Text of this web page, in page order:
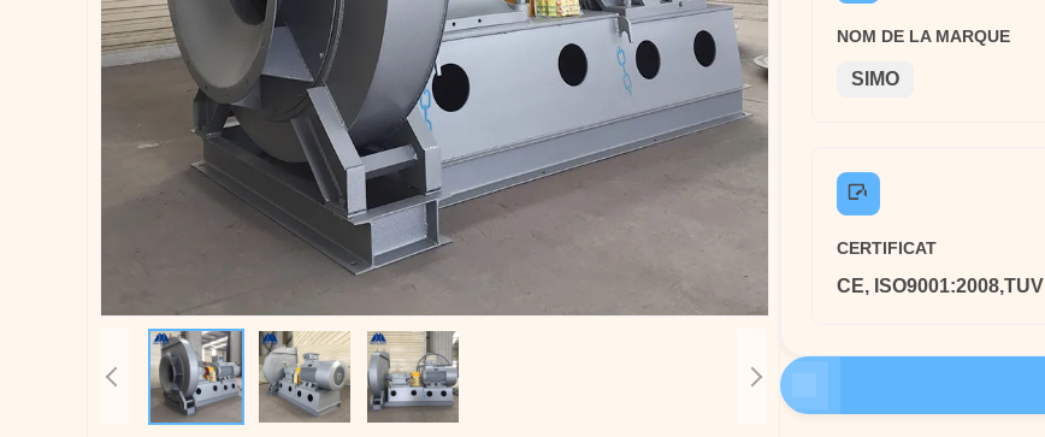
NOM DE LA MARQUE
SIMO
CERTIFICAT
CE, ISO9001:2008,TUV